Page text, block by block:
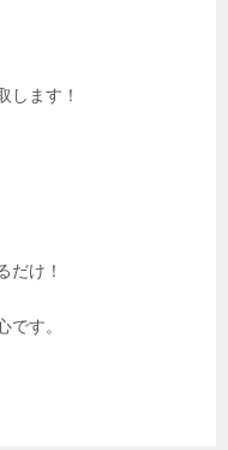
します！
だけ！
です。